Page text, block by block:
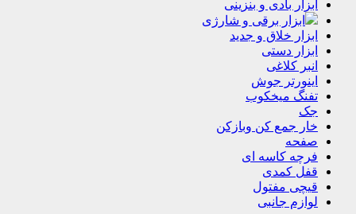
ابزار بادی و بنزینی
ابزار برقی و شارژی
ابزار خلاق و جدید
ابزار دستی
انبر کلاغی
اینورتر جوش
تفنگ میخکوب
جک
خار جمع کن وبازکن
صفحه
فرچه کاسه ای
قفل کمدی
قیچی مفتول
لوازم جانبی